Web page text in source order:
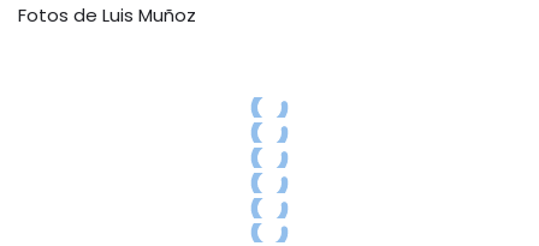
Fotos de Luis Muñoz